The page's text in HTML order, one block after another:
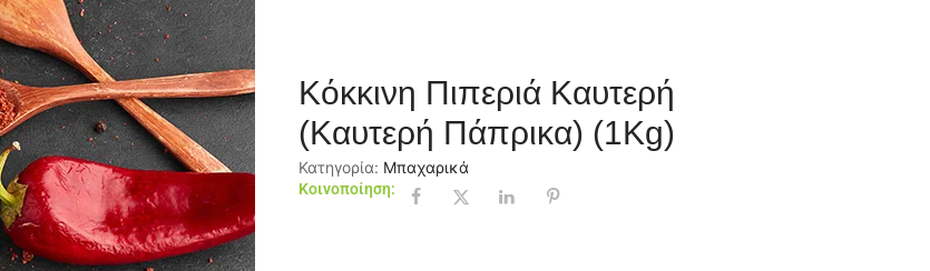
Κόκκινη Πιπεριά Καυτερή
(Καυτερή Πάπρικα) (1Kg)
Κατηγορία: Μπαχαρικά
Κοινοποίηση: